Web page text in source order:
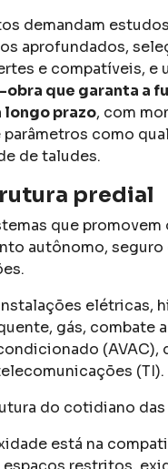
demandam
aprofundados,
e compatíveis, e
que garanta a
longo prazo, com
como
de taludes.
predial
que promovem
autônomo,
elétricas,
gás, combate
(AVAC),
(TI).
do cotidiano das
está na